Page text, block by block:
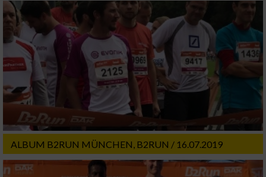
ALBUM B2RUN MÜNCHEN, B2RUN / 16.07.2019
Erstellung von Profilen zur Personalisierung
von Inhalten
Verwendung von Profilen zur Auswahl
personalisierter Inhalte
Messung der Werbeleistung
Messung der Performance von Inhalten
Analyse von Zielgruppen durch Statistiken
oder Kombinationen von Daten aus
verschiedenen Quellen